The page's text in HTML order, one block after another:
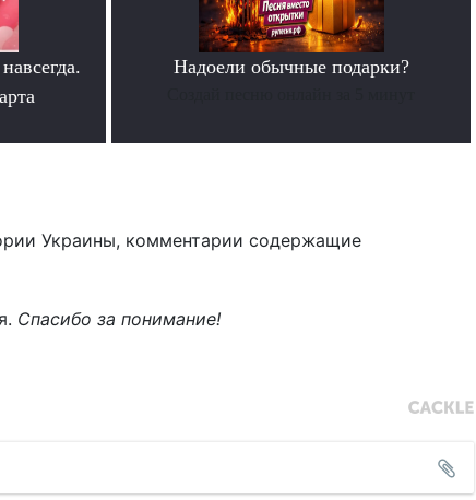
Надоели обычные подарки?
Украины, комментарии содержащие
Спасибо за понимание!